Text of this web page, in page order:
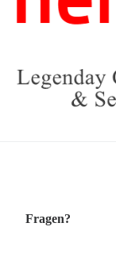
Fragen?